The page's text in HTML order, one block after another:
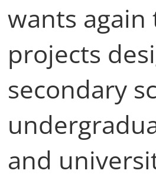
wants
projects
secondary
and